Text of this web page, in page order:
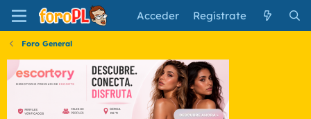
Acceder Regístrate
Foro General